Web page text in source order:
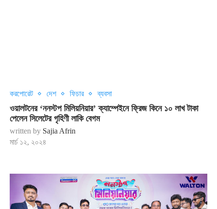
করপোরেট দেশ ফিচার ব্যবসা
ওয়ালটনের ‘ননস্টপ মিলিয়নিয়ার’ ক্যাম্পেইনে ফ্রিজ কিনে ১০ লাখ টাকা
পেলেন সিলেটের গৃহিণী লাকি বেগম
written by Sajia Afrin
মার্চ ১২, ২০২৪